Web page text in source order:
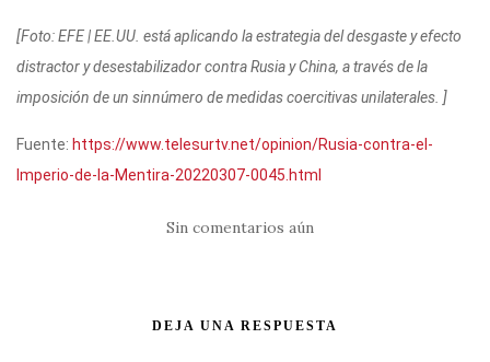
[Foto: EFE | EE.UU. está aplicando la estrategia del desgaste y efecto
distractor y desestabilizador contra Rusia y China, a través de la
imposición de un sinnúmero de medidas coercitivas unilaterales. ]
Fuente: https://www.telesurtv.net/opinion/Rusia-contra-el-
Imperio-de-la-Mentira-20220307-0045.html
Sin comentarios aún
DEJA UNA RESPUESTA